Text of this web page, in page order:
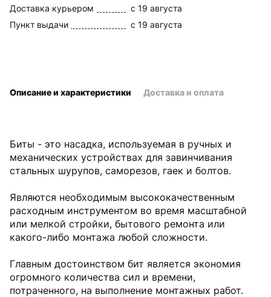
Доставка курьером
c 19 августа
Пункт выдачи
c 19 августа
Биты - это насадка, используемая в ручных и
механических устройствах для завинчивания
стальных шурупов, саморезов, гаек и болтов.
Являются необходимым высококачественным
расходным инструментом во время масштабной
или мелкой стройки, бытового ремонта или
какого-либо монтажа любой сложности.
Главным достоинством бит является экономия
огромного количества сил и времени,
потраченного, на выполнение монтажных работ.
Описание и характеристики Доставка и оплата